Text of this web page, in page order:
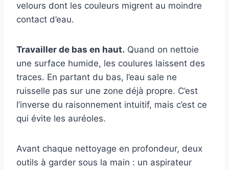
velours dont les couleurs migrent au moindre
contact d’eau.
Travailler de bas en haut. Quand on nettoie
une surface humide, les coulures laissent des
traces. En partant du bas, l’eau sale ne
ruisselle pas sur une zone déjà propre. C’est
l’inverse du raisonnement intuitif, mais c’est ce
qui évite les auréoles.
Avant chaque nettoyage en profondeur, deux
outils à garder sous la main : un aspirateur